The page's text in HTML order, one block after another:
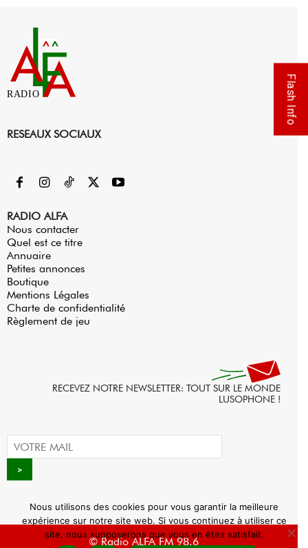
RADIO
RESEAUX SOCIAUX
RADIO ALFA
Nous contacter
Quel est ce titre
Annuaire
Petites annonces
Boutique
Mentions Légales
Charte de confidentialité
Règlement de jeu
RECEVEZ NOTRE NEWSLETTER: TOUT SUR LE MONDE
LUSOPHONE !
© Radio ALFA FM 98.6
Flash Info
Nous utilisons des cookies pour vous garantir la meilleure
expérience sur notre site web. Si vous continuez à utiliser ce
site, nous supposerons que vous en êtes satisfait.